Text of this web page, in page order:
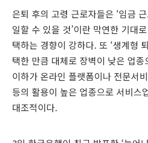
은퇴 후의 고령 근로자들은 ‘임금
일할 수 있을 것’이란 막연한 기대
택하는 경향이 강하다. 또 ‘생계형
택한 만큼 대체로 장벽이 낮은 업
이하가 온라인 플랫폼이나 전문서
등의 활용이 높은 업종으로 서비스
대조적이다.